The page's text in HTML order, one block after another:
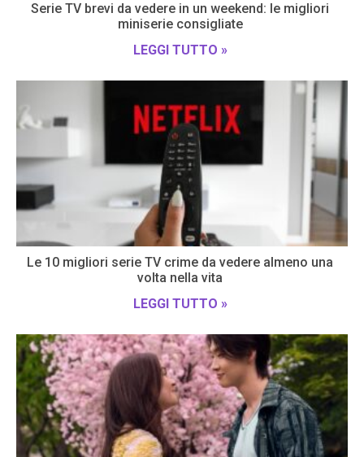
Serie TV brevi da vedere in un weekend: le migliori
miniserie consigliate
LEGGI TUTTO »
Le 10 migliori serie TV crime da vedere almeno una
volta nella vita
LEGGI TUTTO »